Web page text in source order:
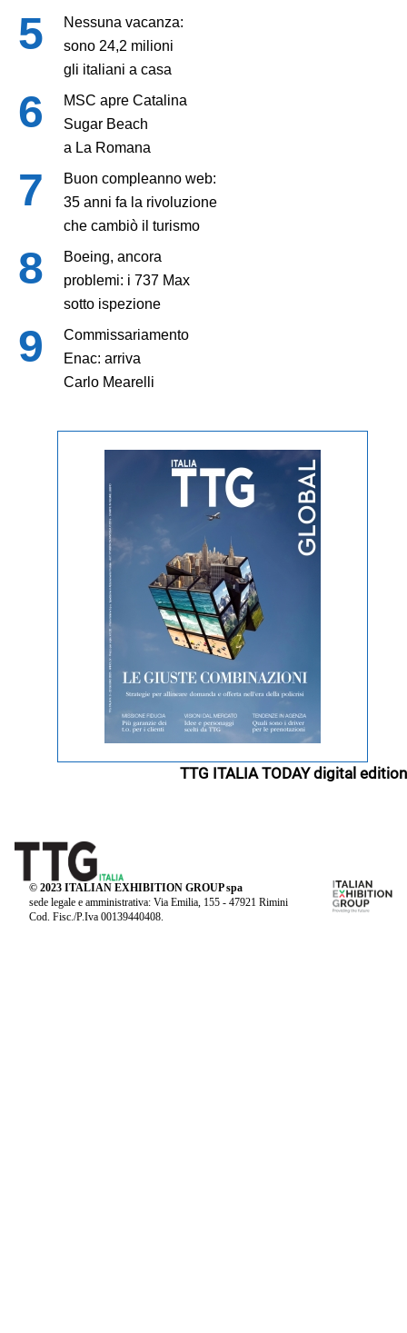
Nessuna vacanza:
sono 24,2 milioni
gli italiani a casa
MSC apre Catalina
Sugar Beach
a La Romana
Buon compleanno web:
35 anni fa la rivoluzione
che cambiò il turismo
Boeing, ancora
problemi: i 737 Max
sotto ispezione
Commissariamento
Enac: arriva
Carlo Mearelli
TTG ITALIA TODAY digital edition
© 2023 ITALIAN EXHIBITION GROUP spa
sede legale e amministrativa: Via Emilia, 155 - 47921 Rimini
Cod. Fisc./P.Iva 00139440408.